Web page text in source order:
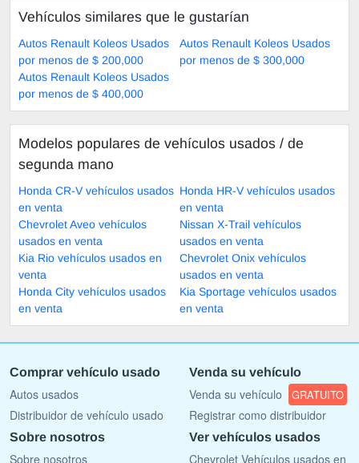
Vehículos similares que le gustarían
Autos Renault Koleos Usados
por menos de $ 200,000
Autos Renault Koleos Usados
por menos de $ 300,000
Autos Renault Koleos Usados
por menos de $ 400,000
Modelos populares de vehículos usados ​​/ de
segunda mano
Honda CR-V vehículos usados
en venta
Honda HR-V vehículos usados
en venta
Chevrolet Aveo vehículos
usados en venta
Nissan X-Trail vehículos
usados en venta
Kia Rio vehículos usados en
venta
Chevrolet Onix vehículos
usados en venta
Honda City vehículos usados
en venta
Kia Sportage vehículos usados
en venta
Comprar vehículo usado
Autos usados
Distribuidor de vehículo usado
Venda su vehículo
Venda su vehículo GRATUITO
Registrar como distribuidor
Sobre nosotros
Sobre nosotros
Ver vehículos usados
Chevrolet Vehículos usados en